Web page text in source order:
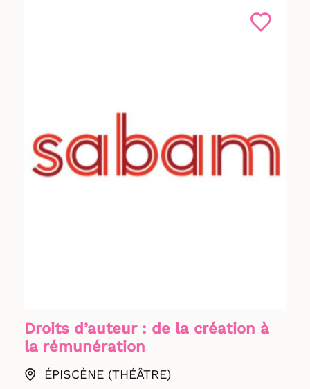
Droits d’auteur : de la création à
la rémunération
ÉPISCÈNE (THÉÂTRE)